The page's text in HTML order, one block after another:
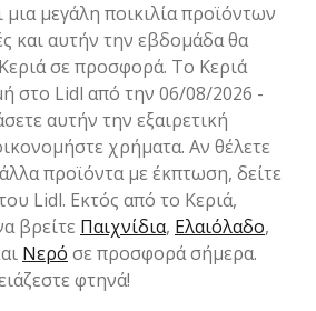
μεγάλη ποικιλία προϊόντων
και αυτήν την εβδομάδα θα
σε προσφορά. Το Κεριά
στο Lidl από την 06/08/2026 -
αυτήν την εξαιρετική
χρήματα. Αν θέλετε
προϊόντα με έκπτωση, δείτε
Lidl. Εκτός από το Κεριά,
βρείτε Παιχνίδια, Ελαιόλαδο,
Νερό σε προσφορά σήμερα.
φτηνά!